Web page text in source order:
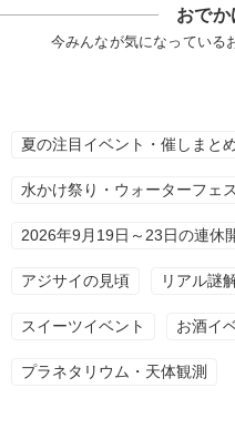
おでか
今みんなが気になっている
夏の注目イベント・催しまと
水かけ祭り・ウォーターフェス
2026年9月19日～23日の連休
アジサイの見頃 リアル謎
スイーツイベント お酒イ
プラネタリウム・天体観測